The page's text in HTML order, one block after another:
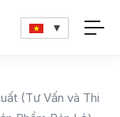
(Tư Vấn và Thi